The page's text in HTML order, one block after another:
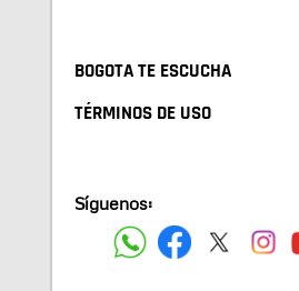
BOGOTA TE ESCUCHA
TÉRMINOS DE USO
Síguenos: